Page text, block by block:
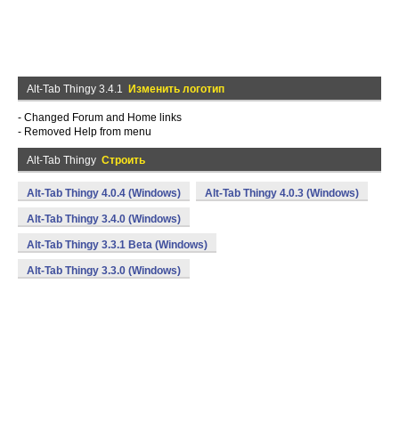
Alt-Tab Thingy 3.4.1 Изменить логотип
- Changed Forum and Home links
- Removed Help from menu
Alt-Tab Thingy Строить
Alt-Tab Thingy 4.0.4 (Windows) Alt-Tab Thingy 4.0.3 (Windows)
Alt-Tab Thingy 3.4.0 (Windows)
Alt-Tab Thingy 3.3.1 Beta (Windows)
Alt-Tab Thingy 3.3.0 (Windows)